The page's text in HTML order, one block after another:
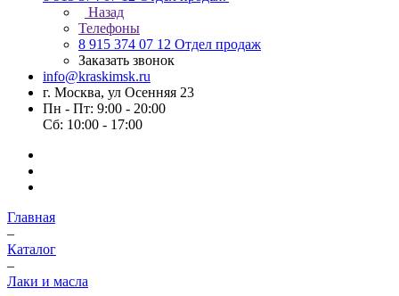
Назад
Телефоны
8 915 374 07 12 Отдел продаж
Заказать звонок
info@kraskimsk.ru
г. Москва, ул Осенняя 23
Пн - Пт: 9:00 - 20:00
Сб: 10:00 - 17:00
Главная
–
Каталог
–
Лаки и масла